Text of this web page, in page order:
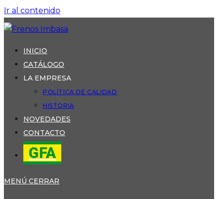
Ir al contenido
INICIO
CATÁLOGO
LA EMPRESA
POLÍTICA DE CALIDAD
HISTORIA
NOVEDADES
CONTACTO
GFA
MENÚ CERRAR